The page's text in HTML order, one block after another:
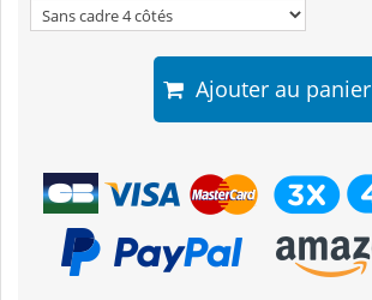
Ajouter au panier